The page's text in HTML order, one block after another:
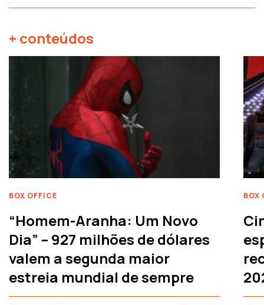
+ conteúdos
BOX OFFICE
“Homem-Aranha: Um Novo
Dia” – 927 milhões de dólares
valem a segunda maior
estreia mundial de sempre
BOX